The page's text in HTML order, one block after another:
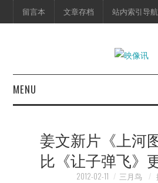
留言本 文章存档 站内索引导航
MENU
映像快讯
姜文新片《上河
比《让子弹飞》
2012-02-11 三月鸟